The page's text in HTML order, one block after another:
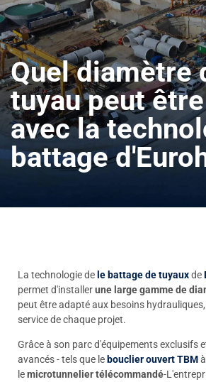
Quel diamètre
tuyau peut
avec la
battage
La technologie de le battage de tuyauxde
permet d'installerune large gamme de
peut être adapté aux besoins
service de chaque projet.
Grâce à son parc d'équipements exclusifs
avancés - tels que le bouclier ouvert TBMà
lemicrotunnelier télécommandé-